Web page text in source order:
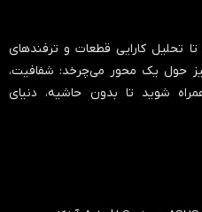
تحلیل کارایی قطعات و ترفندهای
حول یک محور می‌چرخد: شفافیت،
شوید تا بدون حاشیه، دنیای